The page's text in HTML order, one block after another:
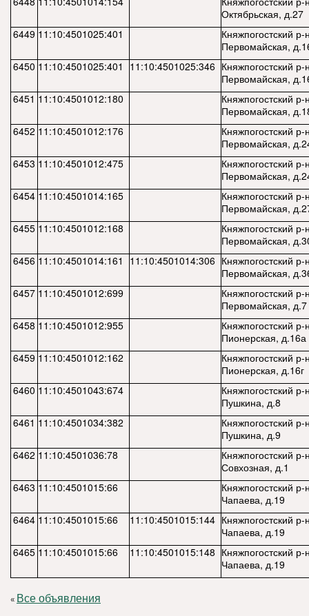
Октябрьская, д.27
6449 11:10:4501025:401
Княжпогостский
Первомайская,
6450 11:10:4501025:401 11:10:4501025:346 Княжпогостский
Первомайская,
6451 11:10:4501012:180
Княжпогостский
Первомайская,
6452 11:10:4501012:176
Княжпогостский
Первомайская,
6453 11:10:4501012:475
Княжпогостский
Первомайская,
6454 11:10:4501014:165
Княжпогостский
Первомайская,
6455 11:10:4501012:168
Княжпогостский
Первомайская,
6456 11:10:4501014:161 11:10:4501014:306 Княжпогостский
Первомайская,
6457 11:10:4501012:699
Княжпогостский
Первомайская, д.7
6458 11:10:4501012:955
Княжпогостский
Пионерская, д.16а
6459 11:10:4501012:162
Княжпогостский
Пионерская, д.16г
6460 11:10:4501043:674
Княжпогостский
Пушкина, д.8
6461 11:10:4501034:382
Княжпогостский
Пушкина, д.9
6462 11:10:4501036:78
Княжпогостский
Совхозная, д.1
6463 11:10:4501015:66
Княжпогостский
Чапаева, д.19
6464 11:10:4501015:66 11:10:4501015:144 Княжпогостский
Чапаева, д.19
6465 11:10:4501015:66 11:10:4501015:148 Княжпогостский
Чапаева, д.19
« Все объявления